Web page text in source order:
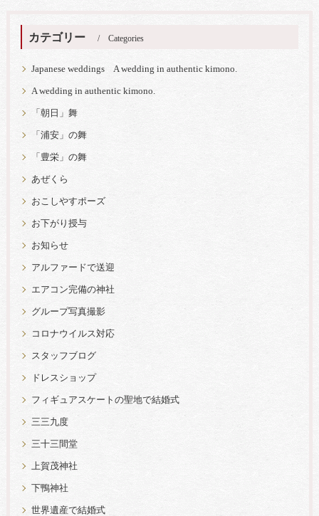
カテゴリー Categories
Japanese weddings A wedding in authentic kimono.
A wedding in authentic kimono.
「朝日」舞
「浦安」の舞
「豊栄」の舞
あぜくら
おこしやすポーズ
お下がり授与
お知らせ
アルファードで送迎
エアコン完備の神社
グループ写真撮影
コロナウイルス対応
スタッフブログ
ドレスショップ
フィギュアスケートの聖地で結婚式
三三九度
三十三間堂
上賀茂神社
下鴨神社
世界遺産で結婚式